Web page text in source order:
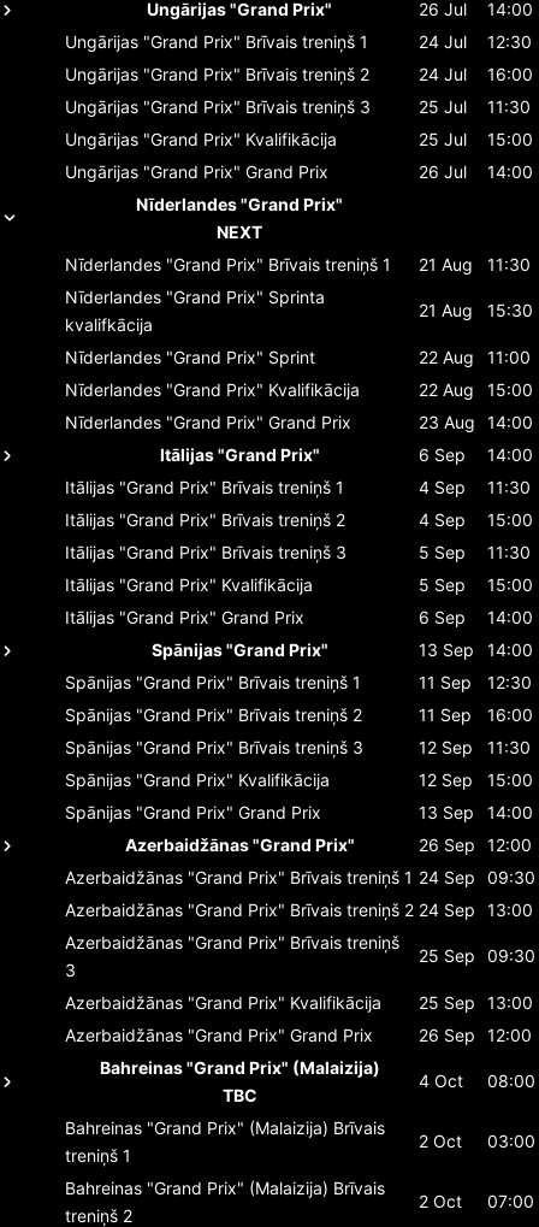
Ungārijas "Grand Prix" 26 Jul
14:00
Ungārijas "Grand Prix" Brīvais treniņš 1 24 Jul
12:30
Ungārijas "Grand Prix" Brīvais treniņš 2 24 Jul
16:00
Ungārijas "Grand Prix" Brīvais treniņš 3 25 Jul
11:30
Ungārijas "Grand Prix" Kvalifikācija 25 Jul
15:00
Ungārijas "Grand Prix" Grand Prix 26 Jul
14:00
Nīderlandes "Grand Prix"
NEXT
Nīderlandes "Grand Prix" Brīvais treniņš 1 21 Aug
11:30
Nīderlandes "Grand Prix" Sprinta
kvalifkācija
21 Aug 15:30
Nīderlandes "Grand Prix" Sprint 22 Aug
11:00
Nīderlandes "Grand Prix" Kvalifikācija 22 Aug
15:00
Nīderlandes "Grand Prix" Grand Prix 23 Aug
14:00
Itālijas "Grand Prix"
6 Sep
14:00
Itālijas "Grand Prix" Brīvais treniņš 1 4 Sep
11:30
Itālijas "Grand Prix" Brīvais treniņš 2 4 Sep
15:00
Itālijas "Grand Prix" Brīvais treniņš 3 5 Sep
11:30
Itālijas "Grand Prix" Kvalifikācija 5 Sep
15:00
Itālijas "Grand Prix" Grand Prix 6 Sep
14:00
Spānijas "Grand Prix"
13 Sep
14:00
Spānijas "Grand Prix" Brīvais treniņš 1 11 Sep
12:30
Spānijas "Grand Prix" Brīvais treniņš 2 11 Sep
16:00
Spānijas "Grand Prix" Brīvais treniņš 3 12 Sep
11:30
Spānijas "Grand Prix" Kvalifikācija 12 Sep
15:00
Spānijas "Grand Prix" Grand Prix 13 Sep
14:00
Azerbaidžānas "Grand Prix"
26 Sep
12:00
Azerbaidžānas "Grand Prix" Brīvais treniņš 1 24 Sep
09:30
Azerbaidžānas "Grand Prix" Brīvais treniņš 2 24 Sep
13:00
Azerbaidžānas "Grand Prix" Brīvais treniņš
3
25 Sep 09:30
Azerbaidžānas "Grand Prix" Kvalifikācija 25 Sep
13:00
Azerbaidžānas "Grand Prix" Grand Prix 26 Sep
12:00
Bahreinas "Grand Prix" (Malaizija)
TBC
4 Oct 08:00
Bahreinas "Grand Prix" (Malaizija) Brīvais
treniņš 1
2 Oct 03:00
Bahreinas "Grand Prix" (Malaizija) Brīvais
treniņš 2
2 Oct 07:00